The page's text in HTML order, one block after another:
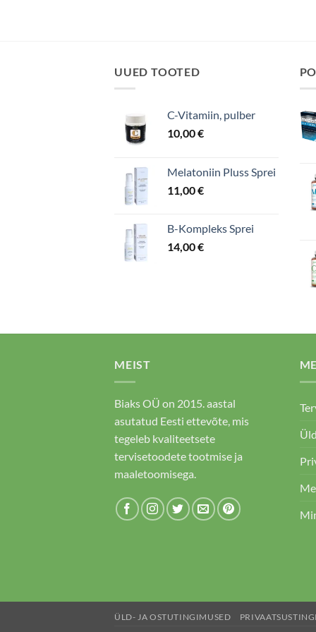
UUED TOOTED
C-Vitamiin, pulber
10,00€
Melatoniin Pluss Sprei
11,00€
B-Kompleks Sprei
14,00€
MEIST
Biaks OÜ on 2015. aastal
asutatud Eesti ettevõte, mis
tegeleb kvaliteetsete
tervisetoodete tootmise ja
maaletoomisega.
ÜLD- JA OSTUTINGIMUSED